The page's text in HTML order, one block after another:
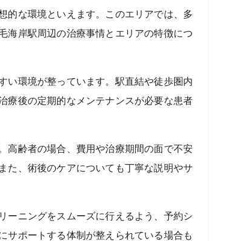
的な環境といえます。このエリアでは、多
海岸駅周辺の治療事情とエリアの特徴につ
い環境が整っています。駅直結や徒歩圏内
療後の定期的なメンテナンスが必要な患者
高齢者の場合、費用や治療期間の面で不安
た、術後のケアについても丁寧な説明やサ
ーニングをスムーズに行えるよう、予約シ
サポートする体制が整えられている場合も